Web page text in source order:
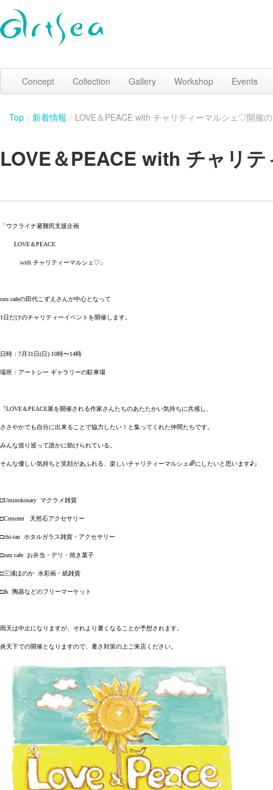
Concept Collection Gallery Workshop Events
Top / 新着情報 / LOVE＆PEACE with チャリティーマルシェ♡開催
LOVE＆PEACE with チャリ
「ウクライナ避難民支援企画
LOVE＆PEACE
with チャリティーマルシェ♡ 」
ozu cafeの田代こずえさんが中心となって
1 日だけのチャリティーイベントを開催します。
日時： 7月31 日(日) 10時〜14時
場所：アートシー ギャラリーの駐車場
『LOVE＆PEACE展を開催される作家さんたちのあたたかい気持ちに共感し、
ささやかでも自分に出来ることで協力したい！と集ってくれた仲間たちです。
みんな巡り巡って誰かに助けられている。
そんな優しい気持ちと笑顔があふれる、楽しいチャリティーマルシェ🌈にしたいと思います♪』
□Uminokosary マクラメ雑貨
□Crescent 天然石アクセサリー
□chi-tan ホタルガラス雑貨・アクセサリー
□ozu cafe お弁当・デリ・焼き菓子
□三浦ほのか 水彩画・紙雑貨
□& 陶器などのフリーマーケット
雨天は中止になりますが、それより暑くなることが予想されます。
炎天下での開催となりますので、暑さ対策の上ご来店ください。